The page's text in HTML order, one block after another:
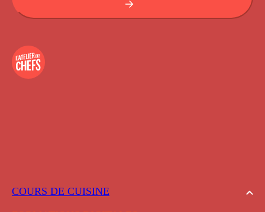
COURS DE CUISINE